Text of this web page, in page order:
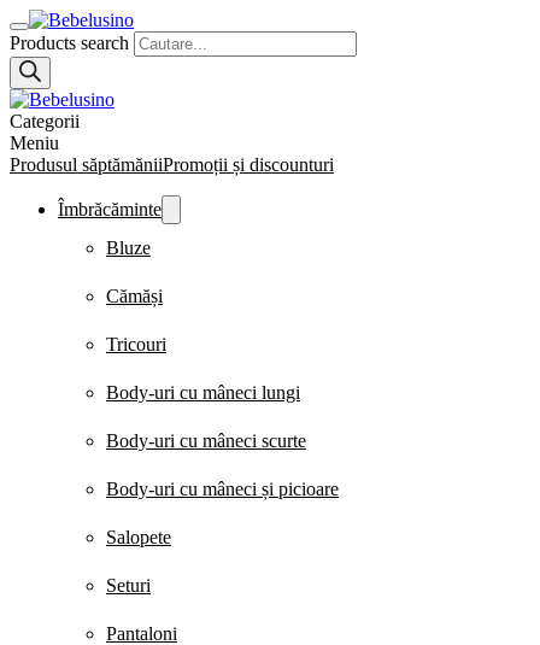
Products search
Categorii
Meniu
Produsul săptămăniiPromoții și discounturi
Îmbrăcăminte
Bluze
Cămăși
Tricouri
Body-uri cu mâneci lungi
Body-uri cu mâneci scurte
Body-uri cu mâneci și picioare
Salopete
Seturi
Pantaloni